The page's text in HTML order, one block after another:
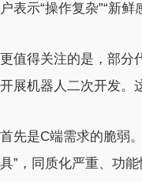
户表示“操作复杂”“新
更值得关注的是，部分
开展机器人二次开发。
首先是C端需求的脆弱
具”，同质化严重、功